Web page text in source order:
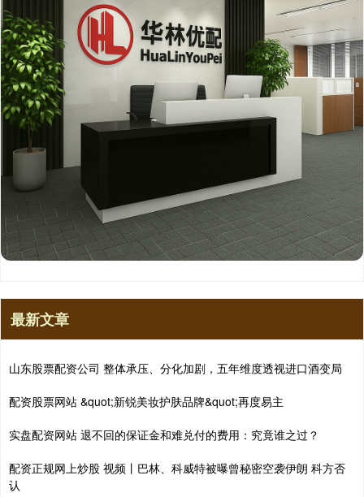
最新文章
山东股票配资公司 整体承压、分化加剧，五年维度透视进口酒变局
配资股票网站 &quot;新锐美妆护肤品牌&quot;再度易主
实盘配资网站 退不回的保证金和难兑付的费用：究竟谁之过？
配资正规网上炒股 视频丨巴林、科威特被曝曾秘密空袭伊朗 科方否
认